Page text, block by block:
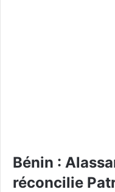
Bénin :
réconcilie